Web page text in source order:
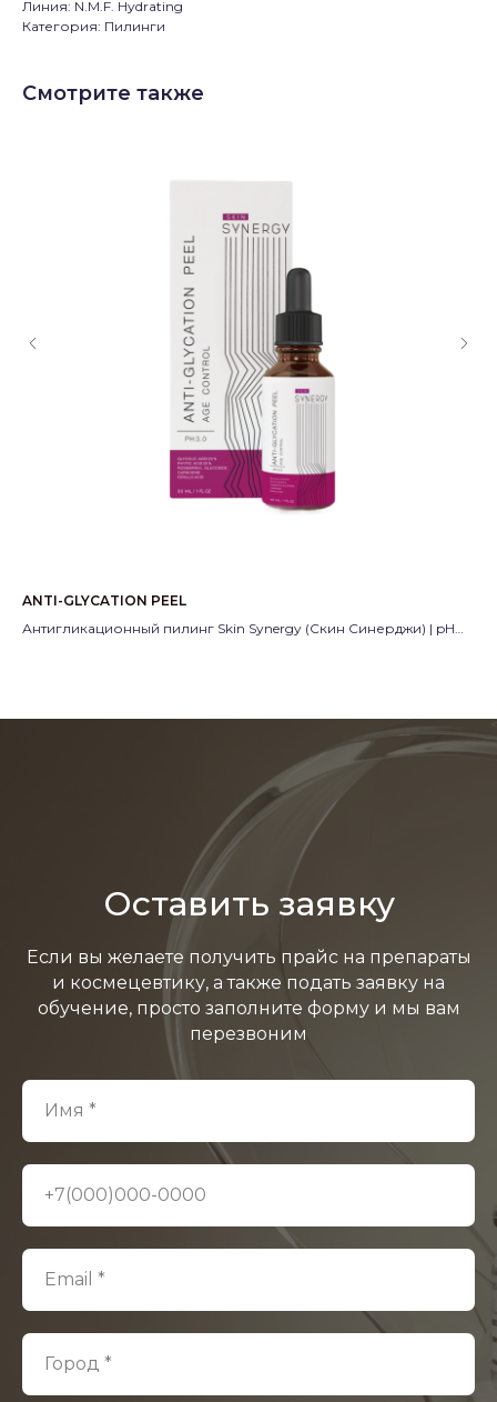
Линия: N.M.F. Hydrating
Категория: Пилинги
Смотрите также
ANTI-GLYCATION PEEL
Антигликационный пилинг Skin Synergy (Скин Синерджи) | pH
Оставить заявку
Если вы желаете получить прайс на препараты
и космецевтику, а также подать заявку на
обучение, просто заполните форму и мы вам
перезвоним
Имя *
+7(000)000-0000
Email *
Город *